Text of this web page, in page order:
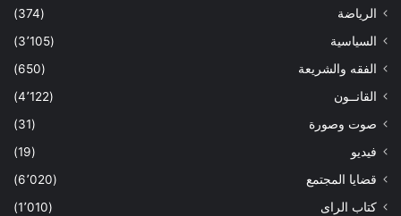
الرياضة
(374)
السياسية
(3٬105)
الفقه والشريعة
(650)
القانــون
(4٬122)
صوت وصورة
(31)
فيديو
(19)
قضايا المجتمع
(6٬020)
كتاب الراى
(1٬010)